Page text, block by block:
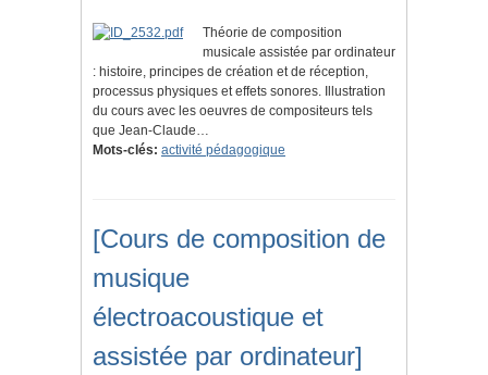
Théorie de composition
musicale assistée par ordinateur
: histoire, principes de création et de réception,
processus physiques et effets sonores. Illustration
du cours avec les oeuvres de compositeurs tels
que Jean-Claude…
Mots-clés: activité pédagogique
[Cours de composition de
musique
électroacoustique et
assistée par ordinateur]